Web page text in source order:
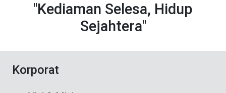
"Kediaman Selesa, Hidup
Sejahtera"
Korporat